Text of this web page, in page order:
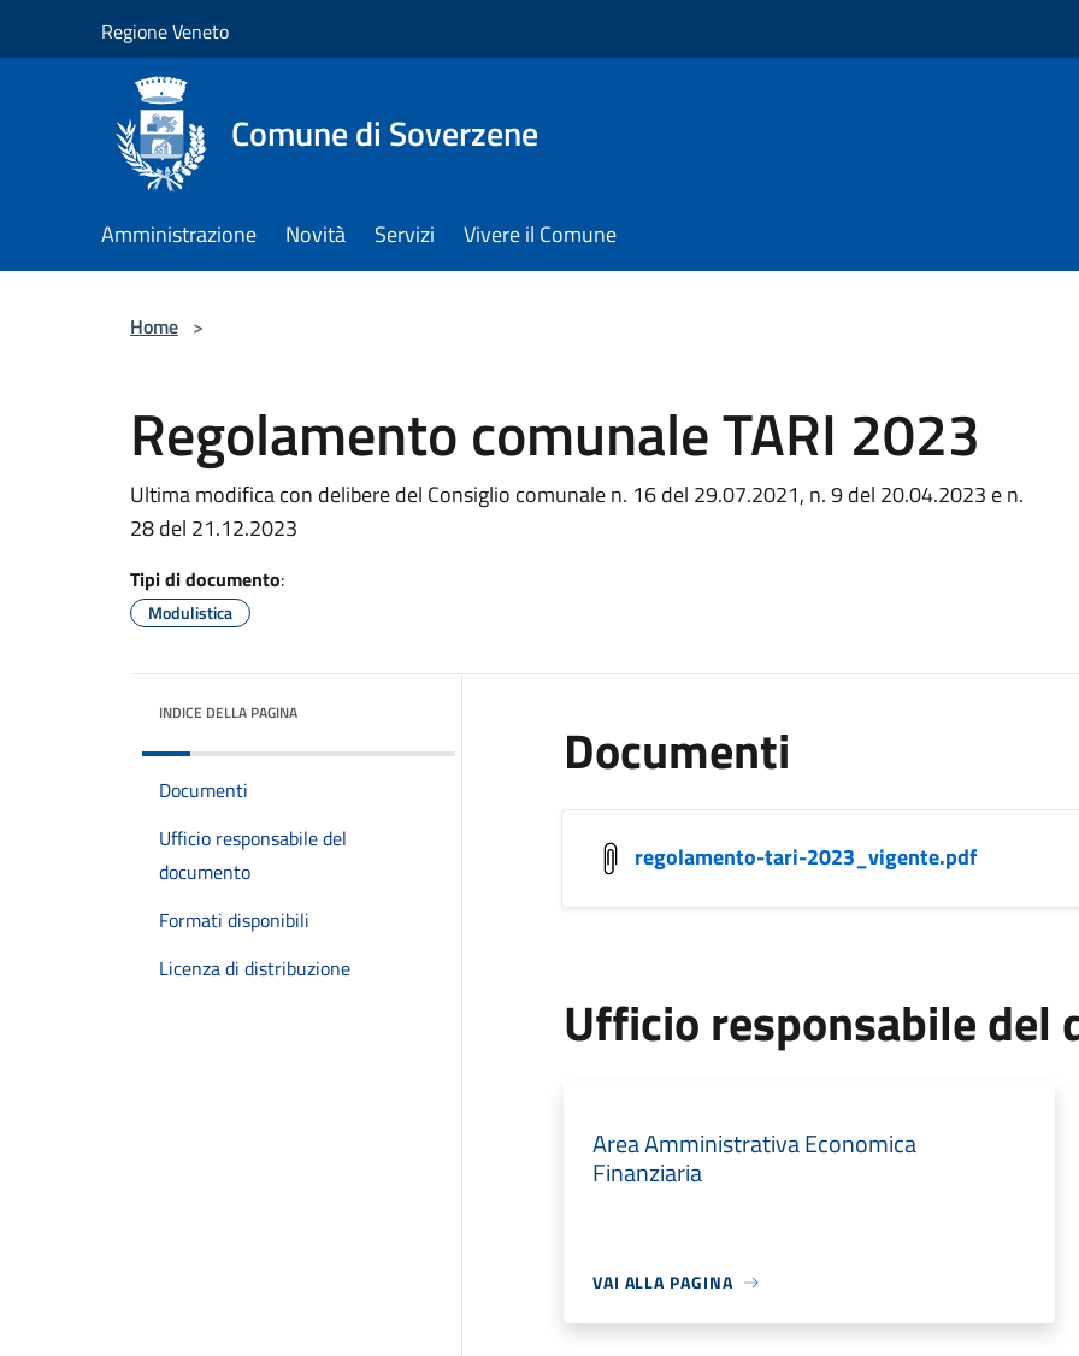
Regione Veneto
Comune di Soverzene
Amministrazione Novità Servizi Vivere il Comune
Home >
Regolamento comunale TARI 2023
Ultima modifica con delibere del Consiglio comunale n. 16 del 29.07.2021, n. 9 del 20.04.2023 e n.
28 del 21.12.2023
Tipi di documento:
Modulistica
INDICE DELLA PAGINA
Documenti
Ufficio responsabile del
documento
Formati disponibili
Licenza di distribuzione
Documenti
regolamento-tari-2023_vigente.pdf
Ufficio responsabile del
Area Amministrativa Economica
Finanziaria
VAI ALLA PAGINA